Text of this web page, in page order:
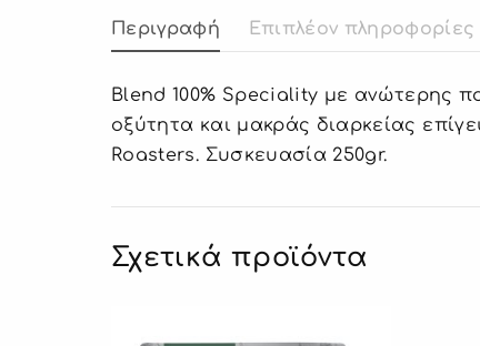
Περιγραφή Επιπλέον πληροφορίες
Blend 100% Speciality με ανώτερης
οξύτητα και μακράς διαρκείας
Roasters. Συσκευασία 250gr.
Σχετικά προϊόντα